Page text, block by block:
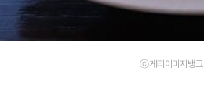
ⓒ게티이미지뱅크